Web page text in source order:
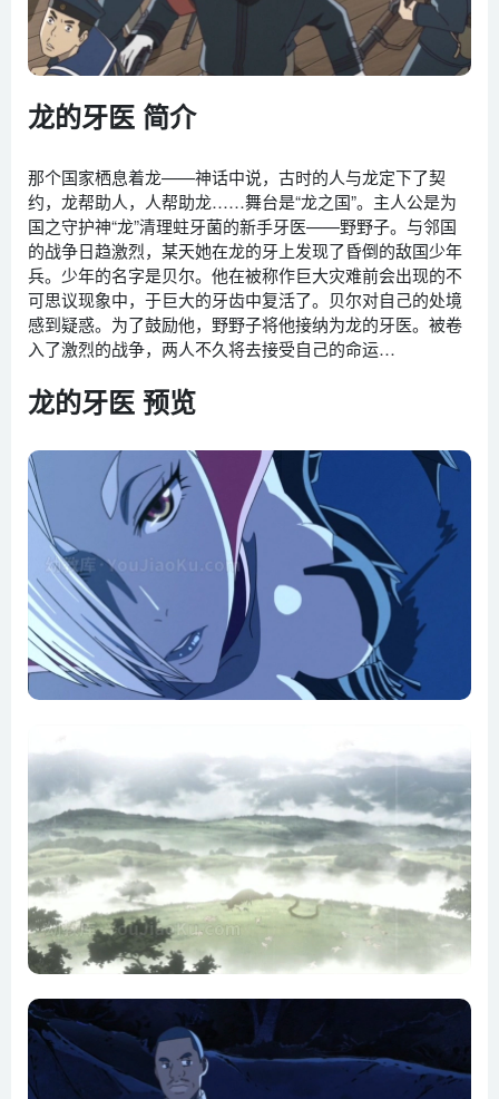
龙的牙医 简介
那个国家栖息着龙——神话中说，古时的人与龙定下了契
约，龙帮助人，人帮助龙……舞台是“龙之国”。主人公是为
国之守护神“龙”清理蛀牙菌的新手牙医——野野子。与邻国
的战争日趋激烈，某天她在龙的牙上发现了昏倒的敌国少年
兵。少年的名字是贝尔。他在被称作巨大灾难前会出现的不
可思议现象中，于巨大的牙齿中复活了。贝尔对自己的处境
感到疑惑。为了鼓励他，野野子将他接纳为龙的牙医。被卷
入了激烈的战争，两人不久将去接受自己的命运…
龙的牙医 预览